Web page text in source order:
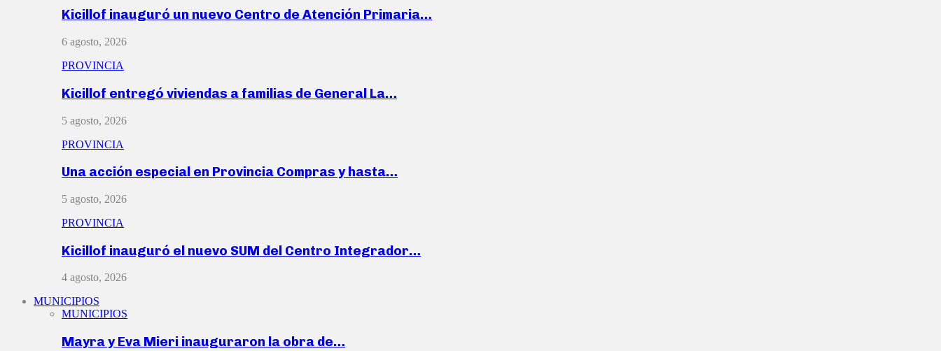
Kicillof inauguró un nuevo Centro de Atención Primaria…
6 agosto, 2026
PROVINCIA
Kicillof entregó viviendas a familias de General La…
5 agosto, 2026
PROVINCIA
Una acción especial en Provincia Compras y hasta…
5 agosto, 2026
PROVINCIA
Kicillof inauguró el nuevo SUM del Centro Integrador…
4 agosto, 2026
MUNICIPIOS
MUNICIPIOS
Mayra y Eva Mieri inauguraron la obra de…